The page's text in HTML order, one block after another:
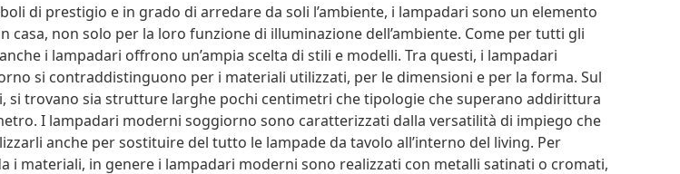
di prestigio e in grado di arredare da soli l’ambiente, i lampadari sono un elemento
casa, non solo per la loro funzione di illuminazione dell’ambiente. Come per tutti gli
i lampadari offrono un’ampia scelta di stili e modelli. Tra questi, i lampadari
si contraddistinguono per i materiali utilizzati, per le dimensioni e per la forma. Sul
si trovano sia strutture larghe pochi centimetri che tipologie che superano addirittura
I lampadari moderni soggiorno sono caratterizzati dalla versatilità di impiego che
anche per sostituire del tutto le lampade da tavolo all’interno del living. Per
i materiali, in genere i lampadari moderni sono realizzati con metalli satinati o cromati,